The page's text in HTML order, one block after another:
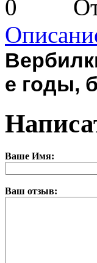
е годы,
Ваше Имя:
Ваш отзыв: